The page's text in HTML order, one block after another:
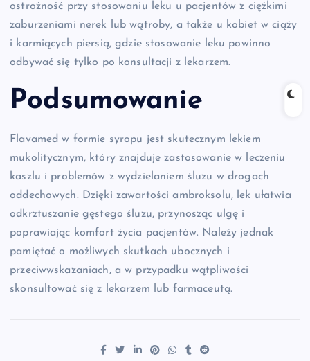
ostrożność przy stosowaniu leku u pacjentów z ciężkimi
zaburzeniami nerek lub wątroby, a także u kobiet w ciąży
i karmiących piersią, gdzie stosowanie leku powinno
odbywać się tylko po konsultacji z lekarzem.
Podsumowanie
Flavamed w formie syropu jest skutecznym lekiem
mukolitycznym, który znajduje zastosowanie w leczeniu
kaszlu i problemów z wydzielaniem śluzu w drogach
oddechowych. Dzięki zawartości ambroksolu, lek ułatwia
odkrztuszanie gęstego śluzu, przynosząc ulgę i
poprawiając komfort życia pacjentów. Należy jednak
pamiętać o możliwych skutkach ubocznych i
przeciwwskazaniach, a w przypadku wątpliwości
skonsultować się z lekarzem lub farmaceutą.